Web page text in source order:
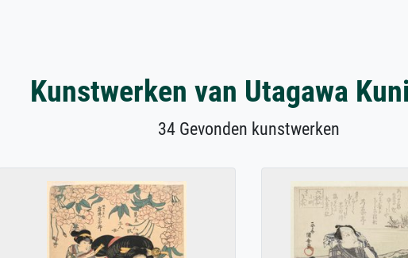
Kunstwerken van Utagawa
34 Gevonden kunstwerken